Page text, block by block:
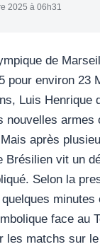
2025 à 06h31
de
pour environ 23
Luis Henrique
nouvelles armes
après
Brésilien vit un
Selon la
minutes
face au
les matchs sur